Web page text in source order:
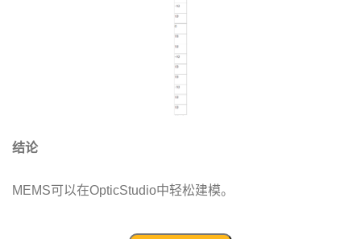
结论
MEMS可以在OpticStudio中轻松建模。